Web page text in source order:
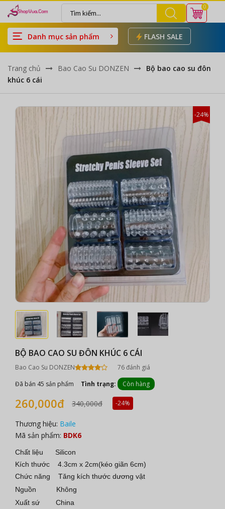
0
Danh mục sản phẩm FLASH SALE
Trang chủ Bao Cao Su DONZEN
Bộ bao cao su đôn
khúc 6 cái
-24%
BỘ BAO CAO SU ĐÔN KHÚC 6 CÁI
Bao Cao Su DONZEN
76 đánh giá
Đã bán 45 sản phẩm
Tình trạng: Còn hàng
260,000đ 340,000đ -24%
Thương hiệu: Baile
Mã sản phẩm: BDK6
Chất liệu Silicon
Kích thước 4.3cm x 2cm(kéo giãn 6cm)
Chức năng Tăng kích thước dương vật
Nguồn Không
Xuất sứ China